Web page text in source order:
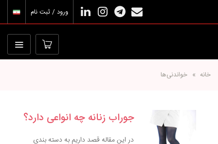
ورود / ثبت نام
خانه خواندنی‌ها
جوراب زنانه چه انواعی دارد؟
در این مقاله قصد داریم به دسته بندی